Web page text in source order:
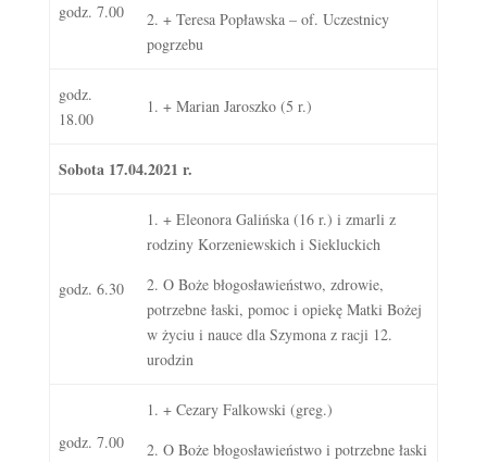
godz. 7.00
2. + Teresa Popławska – of. Uczestnicy
pogrzebu
godz.
18.00
1. + Marian Jaroszko (5 r.)
Sobota 17.04.2021 r.
godz. 6.30
1. + Eleonora Galińska (16 r.) i zmarli z
rodziny Korzeniewskich i Siekluckich
2. O Boże błogosławieństwo, zdrowie,
potrzebne łaski, pomoc i opiekę Matki Bożej
w życiu i nauce dla Szymona z racji 12.
urodzin
godz. 7.00
1. + Cezary Falkowski (greg.)
2. O Boże błogosławieństwo i potrzebne łaski